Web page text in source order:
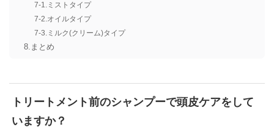
ミストタイプ
オイルタイプ
ミルク(クリーム)タイプ
まとめ
トリートメント前のシャンプーで頭皮ケアをして
いますか？